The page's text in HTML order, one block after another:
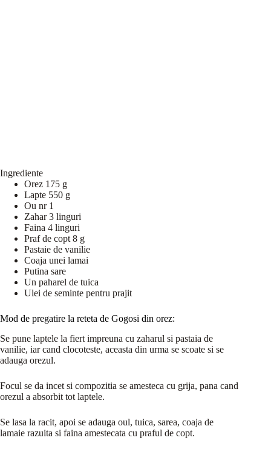
Ingrediente
Orez 175 g
Lapte 550 g
Ou nr 1
Zahar 3 linguri
Faina 4 linguri
Praf de copt 8 g
Pastaie de vanilie
Coaja unei lamai
Putina sare
Un paharel de tuica
Ulei de seminte pentru prajit
Mod de pregatire la reteta de Gogosi din orez:
Se pune laptele la fiert impreuna cu zaharul si pastaia de
vanilie, iar cand clocoteste, aceasta din urma se scoate si se
adauga orezul.
Focul se da incet si compozitia se amesteca cu grija, pana cand
orezul a absorbit tot laptele.
Se lasa la racit, apoi se adauga oul, tuica, sarea, coaja de
lamaie razuita si faina amestecata cu praful de copt.